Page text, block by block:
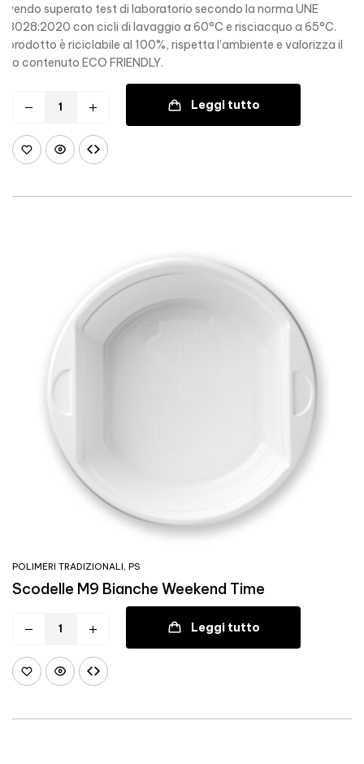
avendo superato test di laboratorio secondo la norma UNE
53028:2020 con cicli di lavaggio a 60°C e risciacquo a 65°C.
Il prodotto è riciclabile al 100%, rispetta l’ambiente e valorizza il
suo contenuto ECO FRIENDLY.
Leggi tutto
POLIMERI TRADIZIONALI, PS
Scodelle M9 Bianche Weekend Time
Leggi tutto